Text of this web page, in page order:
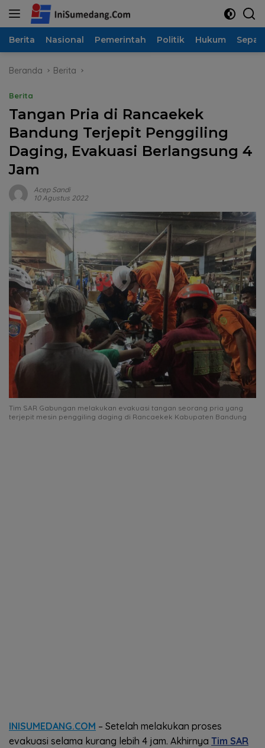
Langsung
Berita Nasional Pemerintah Politik Hukum
Beranda Berita
Berita
Tangan Pria di Rancaekek
Bandung Terjepit Penggiling
Daging, Evakuasi Berlangsung 4
Jam
Acep Sandi
10 Agustus 2022
Tim SAR Gabungan melakukan evakuasi tangan seorang pria yang
terjepit mesin penggiling daging di Rancaekek Kabupaten Bandung
INISUMEDANG.COM – Setelah melakukan proses
evakuasi selama kurang lebih 4 jam. Akhirnya Tim SAR